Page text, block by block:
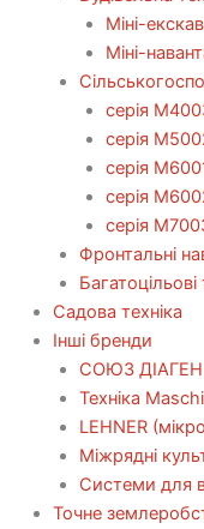
Міні-
Міні-
серія
серія
серія
серія
серія
Фронтальні
Садова техніка
Інші бренди
СОЮЗ ДІАГЕН
Техніка
LEHNER
Міжрядні
Системи для
Точне